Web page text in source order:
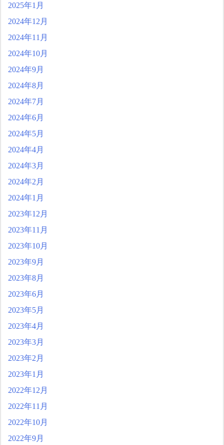
2025年1月
2024年12月
2024年11月
2024年10月
2024年9月
2024年8月
2024年7月
2024年6月
2024年5月
2024年4月
2024年3月
2024年2月
2024年1月
2023年12月
2023年11月
2023年10月
2023年9月
2023年8月
2023年6月
2023年5月
2023年4月
2023年3月
2023年2月
2023年1月
2022年12月
2022年11月
2022年10月
2022年9月